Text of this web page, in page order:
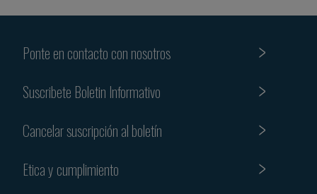
Ponte en contacto con nosotros
Suscribete Boletin Informativo
Cancelar suscripción al boletín
Etica y cumplimiento